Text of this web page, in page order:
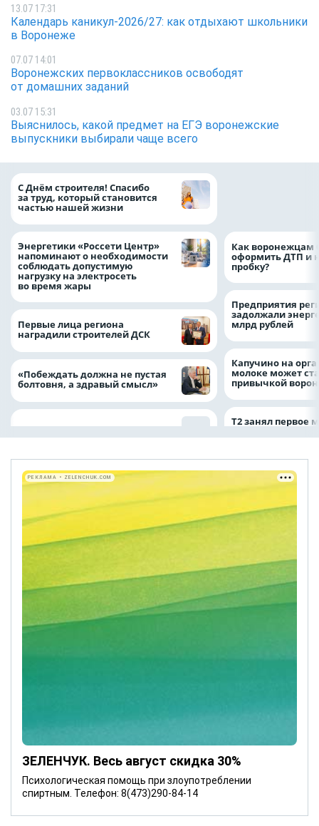
13.07 17:31
Календарь каникул-2026/27: как отдыхают школьники
в Воронеже
07.07 14:01
Воронежских первоклассников освободят
от домашних заданий
03.07 15:31
Выяснилось, какой предмет на ЕГЭ воронежские
выпускники выбирали чаще всего
С Днём строителя! Спасибо
за труд, который становится
частью нашей жизни
Энергетики «Россети Центр»
напоминают о необходимости
соблюдать допустимую
нагрузку на электросеть
во время жары
Первые лица региона
наградили строителей ДСК
«Побеждать должна не пустая
болтовня, а здравый смысл»
Как воронежцам
оформить ДТП и
пробку?
Предприятия
задолжали
млрд рублей
Капучино на
молоке может
привычкой
Т2 занял первое
ЗЕЛЕНЧУК. Весь август скидка 30%
Психологическая помощь при злоупотреблении
спиртным. Телефон: 8(473)290-84-14
РЕКЛАМА • ZELENCHUK.COM